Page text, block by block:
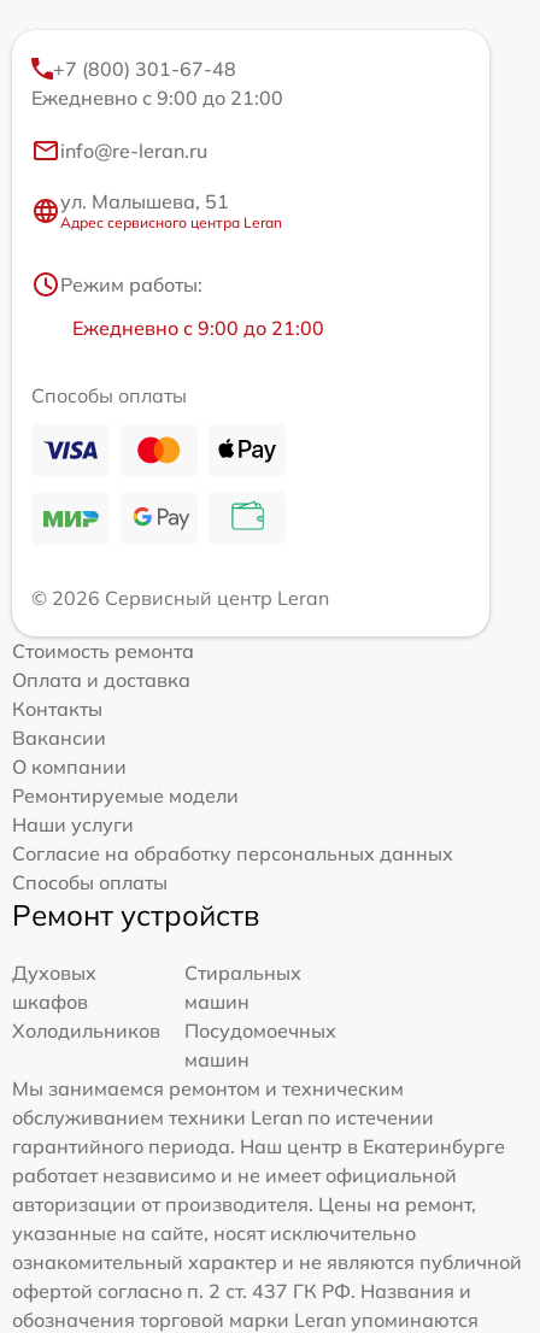
+7 (800) 301-67-48
Ежедневно с 9:00 до 21:00
info@re-leran.ru
ул. Малышева, 51
Адрес сервисного центра Leran
Режим работы:
Ежедневно с 9:00 до 21:00
Способы оплаты
© 2026 Сервисный центр Leran
Стоимость ремонта
Оплата и доставка
Контакты
Вакансии
О компании
Ремонтируемые модели
Наши услуги
Согласие на обработку персональных данных
Способы оплаты
Ремонт устройств
Духовых
шкафов
Стиральных
машин
Холодильников
Посудомоечных
машин
Мы занимаемся ремонтом и техническим
обслуживанием техники Leran по истечении
гарантийного периода. Наш центр в Екатеринбурге
работает независимо и не имеет официальной
авторизации от производителя. Цены на ремонт,
указанные на сайте, носят исключительно
ознакомительный характер и не являются публичной
офертой согласно п. 2 ст. 437 ГК РФ. Названия и
обозначения торговой марки Leran упоминаются